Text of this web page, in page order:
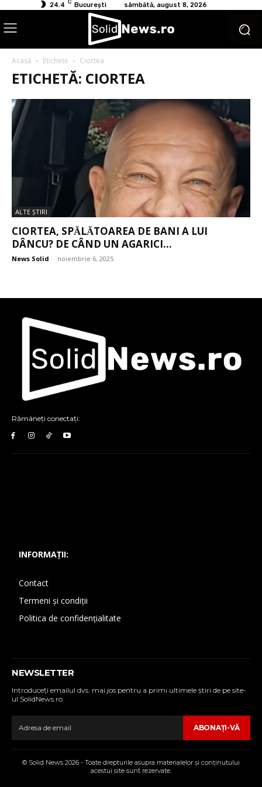
24.4 C București sâmbătă, august 8, 2026
Acasă Etichete Ciortea
ETICHETĂ: CIORTEA
ALTE ŞTIRI
CIORTEA, SPǍLǍTOAREA DE BANI A LUI
DÂNCU? DE CÂND UN AGARICI...
News Solid - noiembrie 6, 2025
Rămâneți conectați:
INFORMAȚII:
Contact
Termeni și condiții
Politica de confidențialitate
NEWSLETTER
Introduceţi emailul dvs. mai jos pentru a primi ultimele ştiri de pe site-
ul SolidNews.ro
ABONAŢI-VĂ
© Solid News 2026 - Toate drepturile asupra materialelor şi conţinutului
acestui site sunt rezervate.